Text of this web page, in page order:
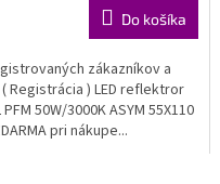
M
O
Do košíka
zákazníkov a
Registrácia ) LED reflektror
50W/3000K ASYM 55X110
pri nákupe...